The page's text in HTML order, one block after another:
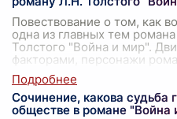
Повествование о том, как
одна из главных тем
Толстого "Война и мир".
факторами, персонажи
Сочинение, какова судьба
обществе в романе "Война